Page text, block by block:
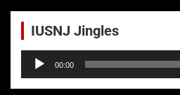
IUSNJ Jingles
Audio-
Player
00:00